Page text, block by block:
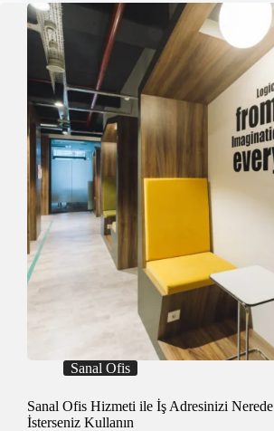
Geliştirmenin
Yeni
Yolu
Sanal Ofis
Sanal Ofis Hizmeti ile İş Adresinizi Nerede
İsterseniz Kullanın